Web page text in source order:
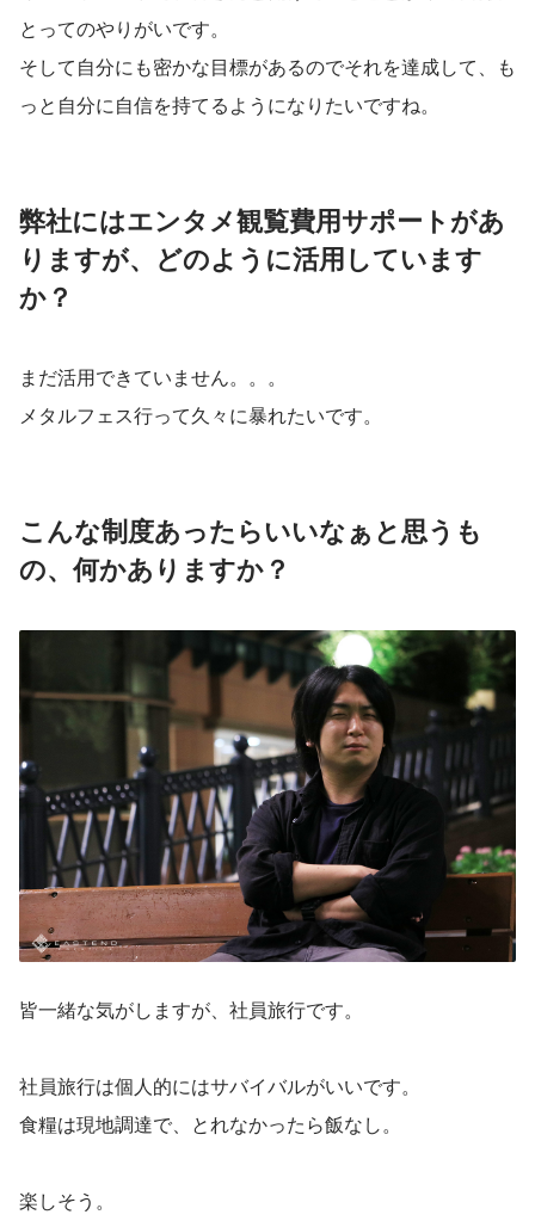
とってのやりがいです。
そして自分にも密かな目標があるのでそれを達成して、も
っと自分に自信を持てるようになりたいですね。
弊社にはエンタメ観覧費用サポートがあ
りますが、どのように活用しています
か？
まだ活用できていません。。。
メタルフェス行って久々に暴れたいです。
こんな制度あったらいいなぁと思うも
の、何かありますか？
皆一緒な気がしますが、社員旅行です。
社員旅行は個人的にはサバイバルがいいです。
食糧は現地調達で、とれなかったら飯なし。
楽しそう。